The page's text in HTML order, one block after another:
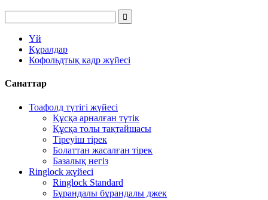
Үй
Құралдар
Кофольдтық кадр жүйесі
Санаттар
Тоафолд түтігі жүйесі
Құсқа арналған түтік
Құсқа толы тақтайшасы
Тіреуіш тірек
Болаттан жасалған тірек
Базалық негіз
Ringlock жүйесі
Ringlock Standard
Бұрандалы бұрандалы джек